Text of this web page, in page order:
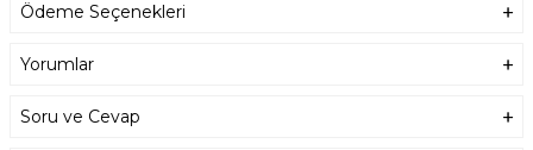
Ödeme Seçenekleri
Yorumlar
Soru ve Cevap